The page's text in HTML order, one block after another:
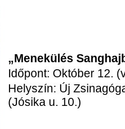
„Menekülés
Időpont: Október 12.
Helyszín: Új
(Jósika u. 10.)